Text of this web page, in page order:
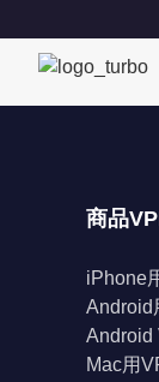
商品
iPhone
Android
Android
Mac用